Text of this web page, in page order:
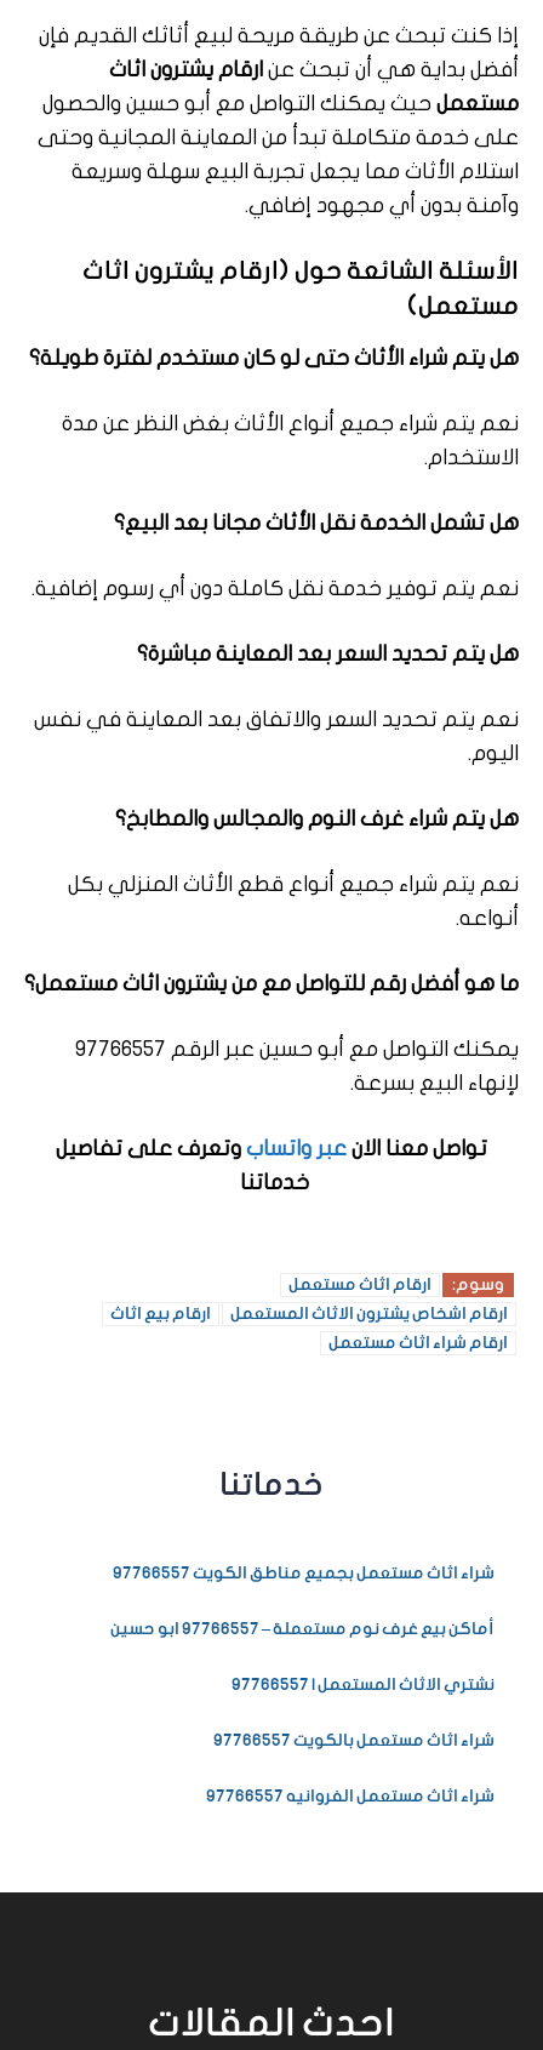
خدماتنا
شراء اثاث مستعمل بجميع مناطق الكويت 97766557
أماكن بيع غرف نوم مستعملة – 97766557 ابو حسين
نشتري الاثاث المستعمل | 97766557
شراء اثاث مستعمل بالكويت 97766557
شراء اثاث مستعمل الفروانيه 97766557
إذا كنت تبحث عن طريقة مريحة لبيع أثاثك القديم فإن
أفضل بداية هي أن تبحث عن ارقام يشترون اثاث
مستعمل حيث يمكنك التواصل مع أبو حسين والحصول
على خدمة متكاملة تبدأ من المعاينة المجانية وحتى
استلام الأثاث مما يجعل تجربة البيع سهلة وسريعة
وآمنة بدون أي مجهود إضافي.
الأسئلة الشائعة حول (ارقام يشترون اثاث
مستعمل)
هل يتم شراء الأثاث حتى لو كان مستخدم لفترة طويلة؟
نعم يتم شراء جميع أنواع الأثاث بغض النظر عن مدة
الاستخدام.
هل تشمل الخدمة نقل الأثاث مجانا بعد البيع؟
نعم يتم توفير خدمة نقل كاملة دون أي رسوم إضافية.
هل يتم تحديد السعر بعد المعاينة مباشرة؟
نعم يتم تحديد السعر والاتفاق بعد المعاينة في نفس
اليوم.
هل يتم شراء غرف النوم والمجالس والمطابخ؟
نعم يتم شراء جميع أنواع قطع الأثاث المنزلي بكل
أنواعه.
ما هو أفضل رقم للتواصل مع من يشترون اثاث مستعمل؟
يمكنك التواصل مع أبو حسين عبر الرقم 97766557
لإنهاء البيع بسرعة.
تواصل معنا الان عبر واتساب وتعرف على تفاصيل
خدماتنا
وسوم:
ارقام اثاث مستعمل
ارقام اشخاص يشترون الاثاث المستعمل
ارقام بيع اثاث
ارقام شراء اثاث مستعمل
احدث المقالات